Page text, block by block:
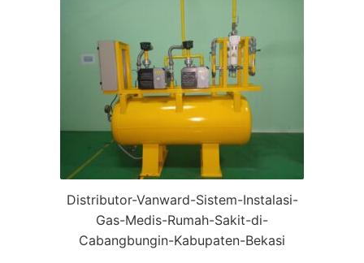
Distributor-Vanward-Sistem-Instalasi-
Gas-Medis-Rumah-Sakit-di-
Cabangbungin-Kabupaten-Bekasi